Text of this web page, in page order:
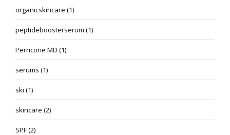
organicskincare (1)
peptideboosterserum (1)
Perricone MD (1)
serums (1)
ski (1)
skincare (2)
SPF(2)